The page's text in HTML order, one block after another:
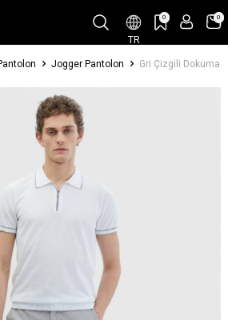
TR
0 0
Jogger Pantolon Gri Çizgili Dokuma